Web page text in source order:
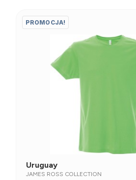
PROMOCJA!
Uruguay
JAMES ROSS COLLECTION